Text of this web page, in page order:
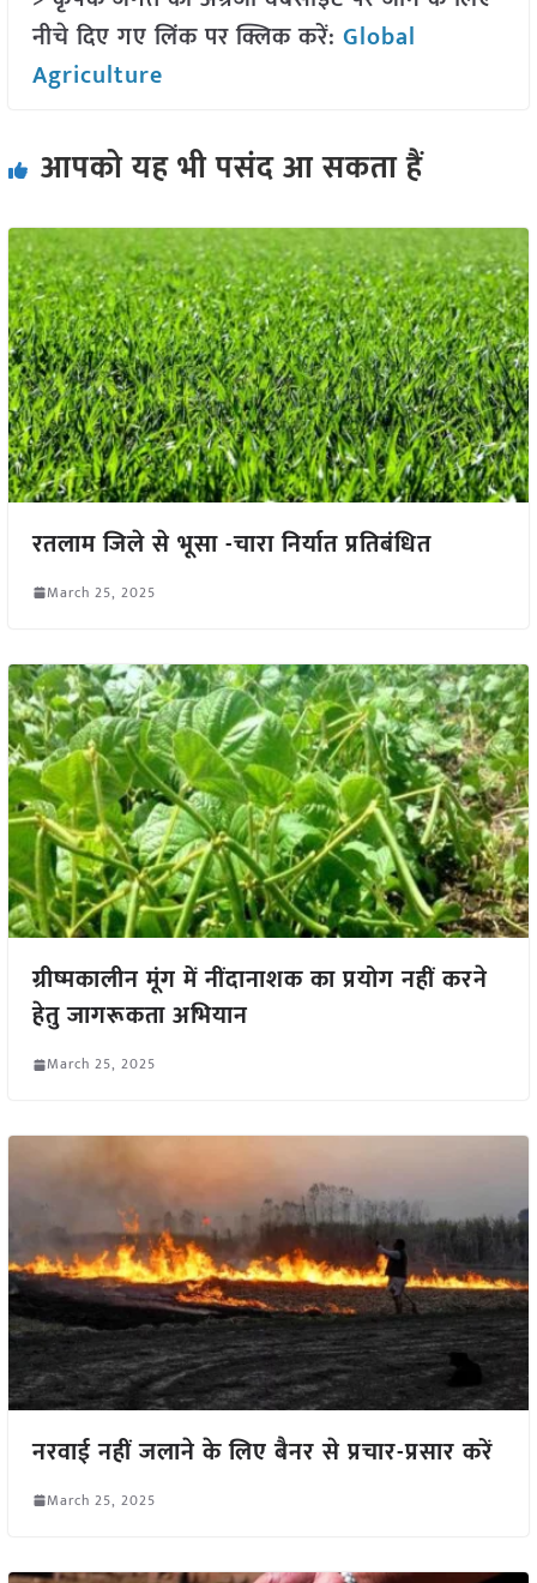
नीचे दिए गए लिंक पर क्लिक करें: Global
Agriculture
आपको यह भी पसंद आ सकता हैं
रतलाम जिले से भूसा -चारा निर्यात प्रतिबंधित
March 25, 2025
ग्रीष्मकालीन मूंग में नींदानाशक का प्रयोग नहीं करने
हेतु जागरूकता अभियान
March 25, 2025
नरवाई नहीं जलाने के लिए बैनर से प्रचार-प्रसार करें
March 25, 2025